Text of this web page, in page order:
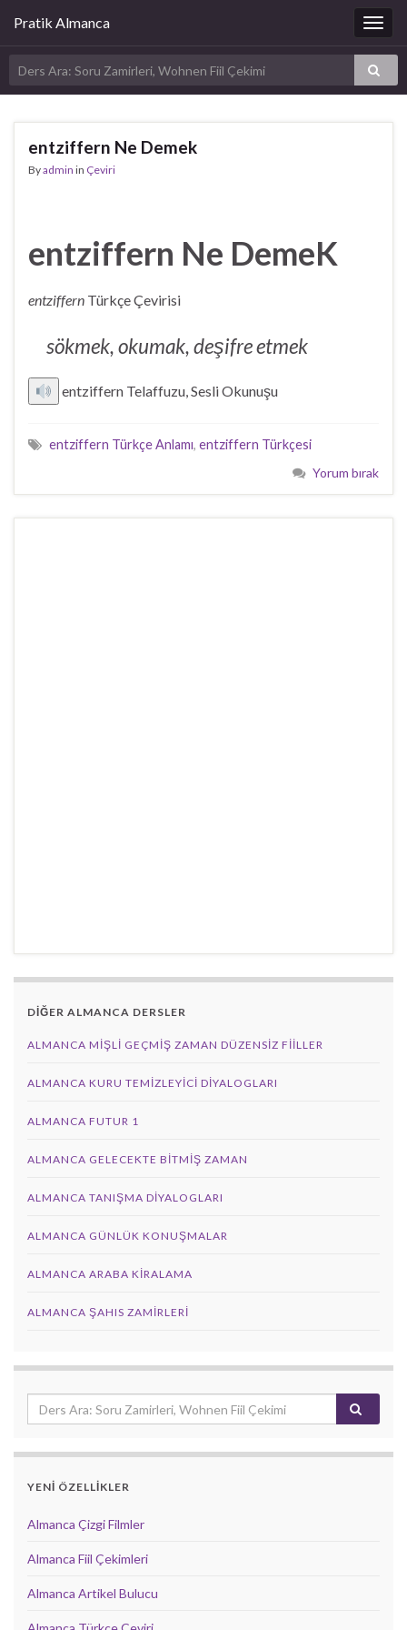
Pratik Almanca
entziffern Ne Demek
Byadmin in Çeviri
entziffern Ne DemeK
entziffern Türkçe Çevirisi
sökmek, okumak, deşifre etmek
entziffern Telaffuzu, Sesli Okunuşu
entziffern Türkçe Anlamı, entziffern Türkçesi
Yorum bırak
DİĞER ALMANCA DERSLER
ALMANCA MIŞLI GEÇMIŞ ZAMAN DÜZENSIZ FIILLER
ALMANCA KURU TEMIZLEYICI DIYALOGLARI
ALMANCA FUTUR 1
ALMANCA GELECEKTE BITMIŞ ZAMAN
ALMANCA TANIŞMA DIYALOGLARI
ALMANCA GÜNLÜK KONUŞMALAR
ALMANCA ARABA KIRALAMA
ALMANCA ŞAHIS ZAMIRLERI
YENİ ÖZELLİKLER
Almanca Çizgi Filmler
Almanca Fiil Çekimleri
Almanca Artikel Bulucu